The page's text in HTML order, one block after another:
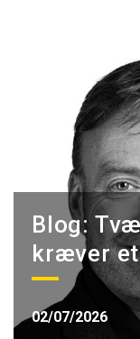
Blog:
kræver
02/07/2026